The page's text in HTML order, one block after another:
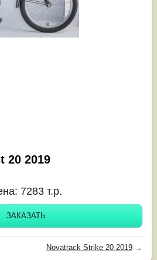
20 2019
7283 т.р.
ЗАКАЗАТЬ
Novatrack Strike 20 2019→